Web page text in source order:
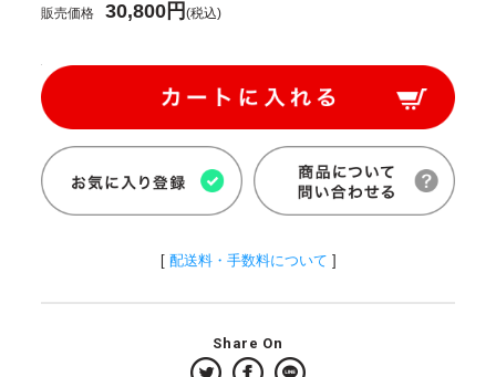
販売価格 30,800円(税込)
[ 配送料・手数料について ]
Share On